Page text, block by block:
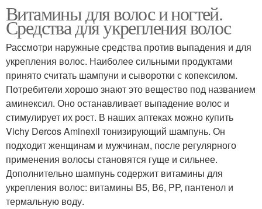
Витамины для волос и ногтей.
Средства для укрепления волос
Рассмотри наружные средства против выпадения и для
укрепления волос. Наиболее сильными продуктами
принято считать шампуни и сыворотки с копексилом.
Потребители хорошо знают это вещество под названием
аминексил. Оно останавливает выпадение волос и
стимулирует их рост. В наших аптеках можно купить
Vichy Dercos Aminexil тонизирующий шампунь. Он
подходит женщинам и мужчинам, после регулярного
применения волосы становятся гуще и сильнее.
Дополнительно шампунь содержит витамины для
укрепления волос: витамины В5, В6, PP, пантенол и
термальную воду.